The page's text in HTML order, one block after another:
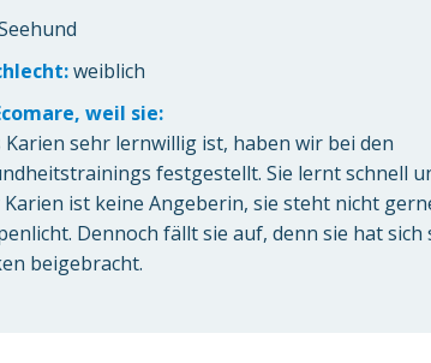
weiblich
weil sie:
Karien sehr lernwillig ist, haben wir bei den
festgestellt. Sie lernt schnell
Karien ist keine Angeberin, sie steht nicht
Dennoch fällt sie auf, denn sie hat sich
beigebracht.